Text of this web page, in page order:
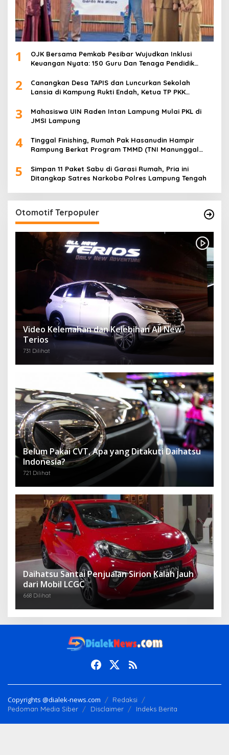
1
OJK Bersama Pemkab Pesibar Wujudkan Inklusi
Keuangan Nyata: 150 Guru Dan Tenaga Pendidik
2
Canangkan Desa TAPIS dan Luncurkan Sekolah
Lansia di Kampung Rukti Endah, Ketua TP PKK
Desa
3
Mahasiswa UIN Raden Intan Lampung Mulai PKL di
JMSI Lampung
4
Tinggal Finishing, Rumah Pak Hasanudin Hampir
Rampung Berkat Program TMMD (TNI Manunggal
5
Simpan 11 Paket Sabu di Garasi Rumah, Pria ini
Ditangkap Satres Narkoba Polres Lampung Tengah
Otomotif Terpopuler
Video Kelemahan dan Kelebihan All New
Terios
731 Dilihat
Belum Pakai CVT, Apa yang Ditakuti Daihatsu
Indonesia?
721 Dilihat
Daihatsu Santai Penjualan Sirion Kalah Jauh
dari Mobil LCGC
668 Dilihat
Copyrights @dialek-news.com
Redaksi
Pedoman Media Siber
Disclaimer Indeks Berita